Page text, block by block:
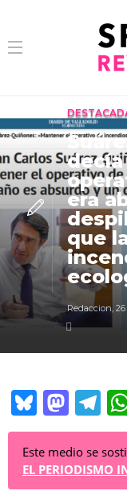
era
que
Redaccion,
Bl
u
e
M
a
st
T
el
e
Este medio se
EL PERIODISMO